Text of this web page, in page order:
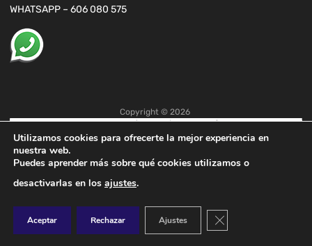
WHATSAPP – 606 080 575
Copyright © 2026
Utilizamos cookies para ofrecerte la mejor experiencia en
nuestra web.
Puedes aprender más sobre qué cookies utilizamos o
desactivarlas en los ajustes.
Aceptar Rechazar Ajustes Cerrar el banner de